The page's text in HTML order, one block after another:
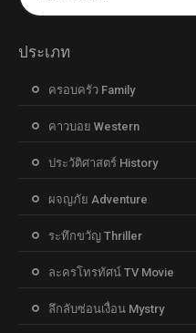
ประเภท
ครอบครัว Family
คาวบอย Western
ประวัติศาสตร์ History
ผจญภัย Adventure
ระทึกขวัญ Thriller
ละครโทรทัศน์ TV Movie
ลึกลับซ่อนเงื่อน Mystry